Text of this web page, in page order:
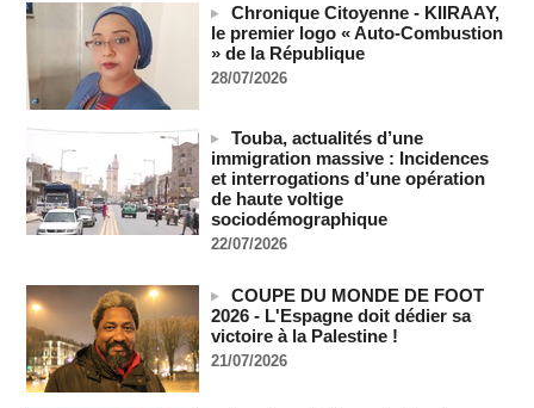
08/08/2026 -MOMO ALADJI
A Ceuta, les enfants migrants risquent d'être victimes de
maltraitance et d'exploitation, avertissent des ONG
07/08/2026 -
Les Bourses mondiales touchent des sommets après
l'emploi américain
07/08/2026
"Construction de la Grande Côte D'ivoire" : Le Président
Alassane Ouattara appelle à la contribution de toutes les forces
Polémique à l’Assemblée nationale : Yaël Braun-Pivet se dit
"dépassée" par les critiques concernant le nouveau pavillon
07/08/2026 -
Depuis le « cessez-le-feu » à Gaza, les forces israéliennes
Chronique Citoyenne - KIIRAAY,
le premier logo « Auto-Combustion
» de la République
28/07/2026
Touba, actualités d’une
immigration massive : Incidences
et interrogations d’une opération
de haute voltige
sociodémographique
22/07/2026
COUPE DU MONDE DE FOOT
2026 - L'Espagne doit dédier sa
victoire à la Palestine !
21/07/2026